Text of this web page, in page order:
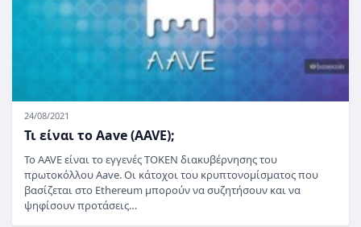
24/08/2021
Τι είναι το Aave (AAVE);
Το AAVE είναι το εγγενές TOKEN διακυβέρνησης του
πρωτοκόλλου Aave. Οι κάτοχοι του κρυπτονομίσματος που
βασίζεται στο Ethereum μπορούν να συζητήσουν και να
ψηφίσουν προτάσεις…